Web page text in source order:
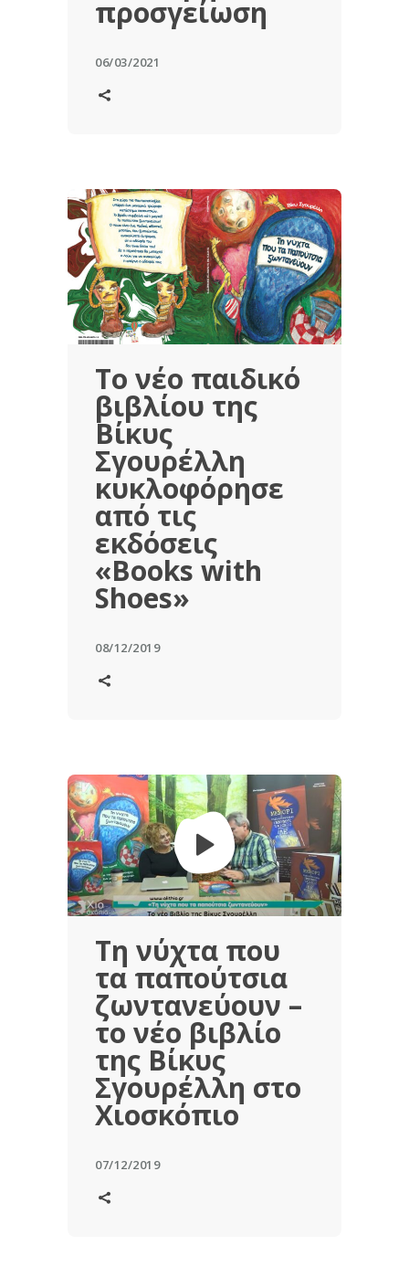
προσγείωση
06/03/2021
Το νέο παιδικό
βιβλίου της
Βίκυς
Σγουρέλλη
κυκλοφόρησε
από τις
εκδόσεις
«Books with
Shoes»
08/12/2019
Τη νύχτα που
τα παπούτσια
ζωντανεύουν –
το νέο βιβλίο
της Βίκυς
Σγουρέλλη στο
Χιοσκόπιο
07/12/2019